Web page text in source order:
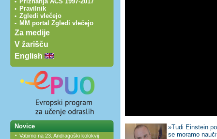
•
• Pravilnik
• Zgledi vlečejo
• MM portal Zgledi vlečejo
Za medije
V žarišču
English
Novice
• Vabimo na 23. Andragoški kolokvij
»Tudi Einstein
se moramo